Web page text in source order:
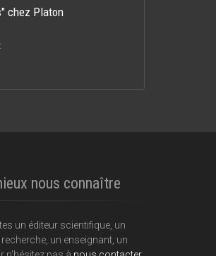
chez Platon
nous connaître
un éditeur scientifique, un
un enseignant, un